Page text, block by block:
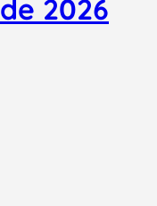
de 2026